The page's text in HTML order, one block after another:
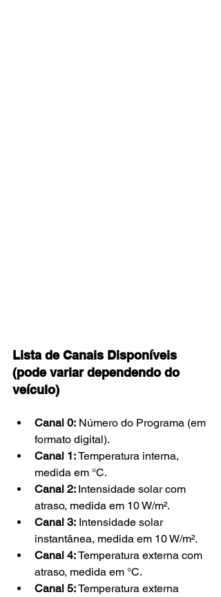
Lista de Canais Disponíveis
(pode variar dependendo do
veículo)
Canal 0: Número do Programa (em
formato digital).
Canal 1: Temperatura interna,
medida em °C.
Canal 2: Intensidade solar com
atraso, medida em 10 W/m².
Canal 3: Intensidade solar
instantânea, medida em 10 W/m².
Canal 4: Temperatura externa com
atraso, medida em °C.
Canal 5: Temperatura externa